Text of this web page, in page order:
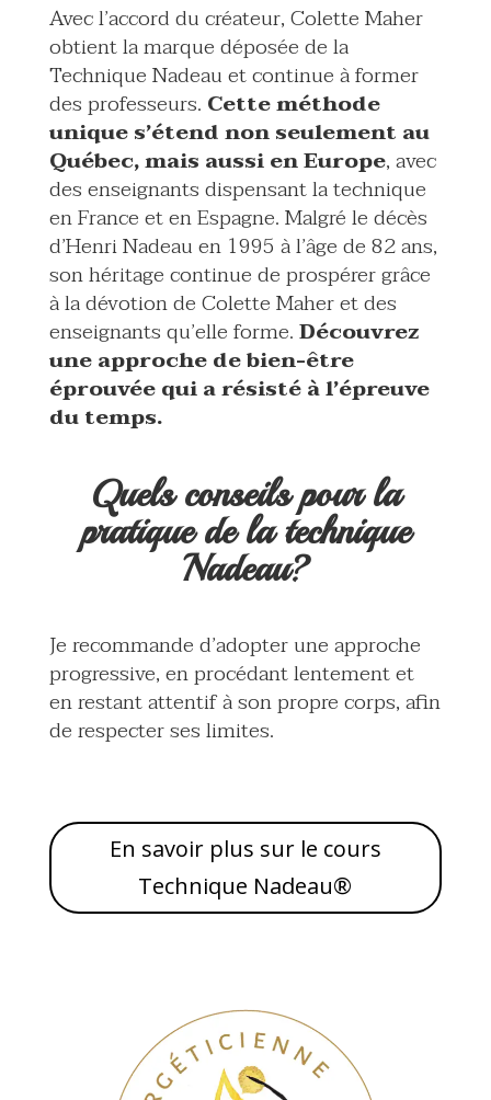
Avec l’accord du créateur, Colette Maher
obtient la marque déposée de la
Technique Nadeau et continue à former
des professeurs. Cette méthode
unique s’étend non seulement au
Québec, mais aussi en Europe, avec
des enseignants dispensant la technique
en France et en Espagne. Malgré le décès
d’Henri Nadeau en 1995 à l’âge de 82 ans,
son héritage continue de prospérer grâce
à la dévotion de Colette Maher et des
enseignants qu’elle forme.Découvrez
une approche de bien-être
éprouvée qui a résisté à l’épreuve
du temps.
Quels conseils pour la
pratique de la technique
Nadeau?
Je recommande d’adopter une approche
progressive, en procédant lentement et
en restant attentif à son propre corps, afin
de respecter ses limites.
En savoir plus sur le cours
Technique Nadeau®